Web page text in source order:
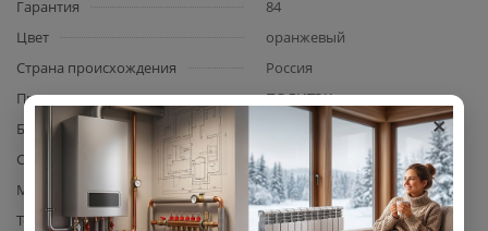
Гарантия
84
Цвет
оранжевый
Страна происхождения
Россия
Производитель
ПОЛИТЭК
Базовая единица
Сфера применения
наружняя
Материал уплотнения
EPDM
Толщина стенки
4,9
×